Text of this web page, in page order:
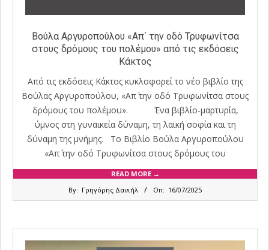
Βούλα Αργυροπούλου «Απ΄ την οδό Τρυφωνίτσα
στους δρόμους του πολέμου» από τις εκδόσεις
Κάκτος
Από τις εκδόσεις Κάκτος κυκλοφορεί το νέο βιβλίο της
Βούλας Αργυροπούλου, «Απ΄ την οδό Τρυφωνίτσα στους
δρόμους του πολέμου». Ένα βιβλίο-μαρτυρία,
ύμνος στη γυναικεία δύναμη, τη λαϊκή σοφία και τη
δύναμη της μνήμης. Το Βιβλίο Βούλα Αργυροπούλου
«Απ΄ την οδό Τρυφωνίτσα στους δρόμους του
READ MORE →
By: Γρηγόρης Δανιήλ On: 16/07/2025